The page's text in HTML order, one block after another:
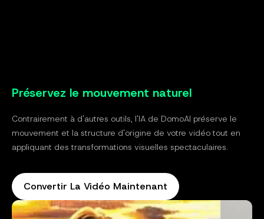
Préservez le mouvement naturel
Contrairement à d'autres outils, l'IA de DomoAI préserve le
mouvement et la structure d'origine de votre vidéo tout en
appliquant des transformations visuelles spectaculaires.
Convertir La Vidéo Maintenant